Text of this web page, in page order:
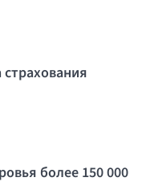
страхования
более 150 000